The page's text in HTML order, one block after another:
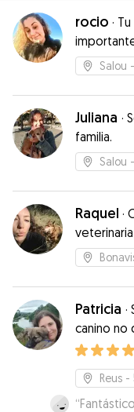
rocio ·
Salou
Juliana ·
familia.
Salou
Raquel ·
veterinaria
Patricia ·
canino no
Reus -
“